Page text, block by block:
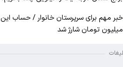
میلیون تومان شارژ شد